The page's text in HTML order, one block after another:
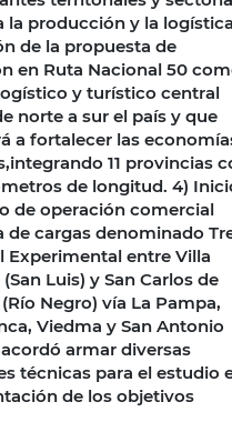
la producción y la
de la propuesta de
en Ruta Nacional 50
y turístico central
norte a sur el país y que
a fortalecer las
11 provincias
de longitud. 4)
de operación comercial
de cargas denominado
Experimental entre Villa
Luis) y San Carlos de
Negro) vía La Pampa,
Viedma y San Antonio
acordó armar diversas
técnicas para el estudio
de los objetivos